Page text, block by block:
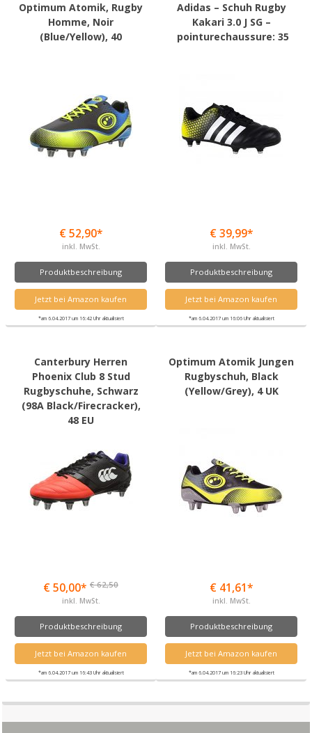
Optimum Atomik, Rugby
Homme, Noir
(Blue/Yellow), 40
€ 52,90*
inkl. MwSt.
Produktbeschreibung
Jetzt bei Amazon kaufen
*am 6.04.2017 um 16:42 Uhr aktualisiert
Adidas – Schuh Rugby
Kakari 3.0 J SG –
pointurechaussure: 35
€ 39,99*
inkl. MwSt.
Produktbeschreibung
Jetzt bei Amazon kaufen
*am 6.04.2017 um 16:06 Uhr aktualisiert
Canterbury Herren
Phoenix Club 8 Stud
Rugbyschuhe, Schwarz
(98A Black/Firecracker),
48 EU
€ 50,00* € 62,50
inkl. MwSt.
Produktbeschreibung
Jetzt bei Amazon kaufen
*am 6.04.2017 um 16:43 Uhr aktualisiert
Optimum Atomik Jungen
Rugbyschuh, Black
(Yellow/Grey), 4 UK
€ 41,61*
inkl. MwSt.
Produktbeschreibung
Jetzt bei Amazon kaufen
*am 6.04.2017 um 16:23 Uhr aktualisiert